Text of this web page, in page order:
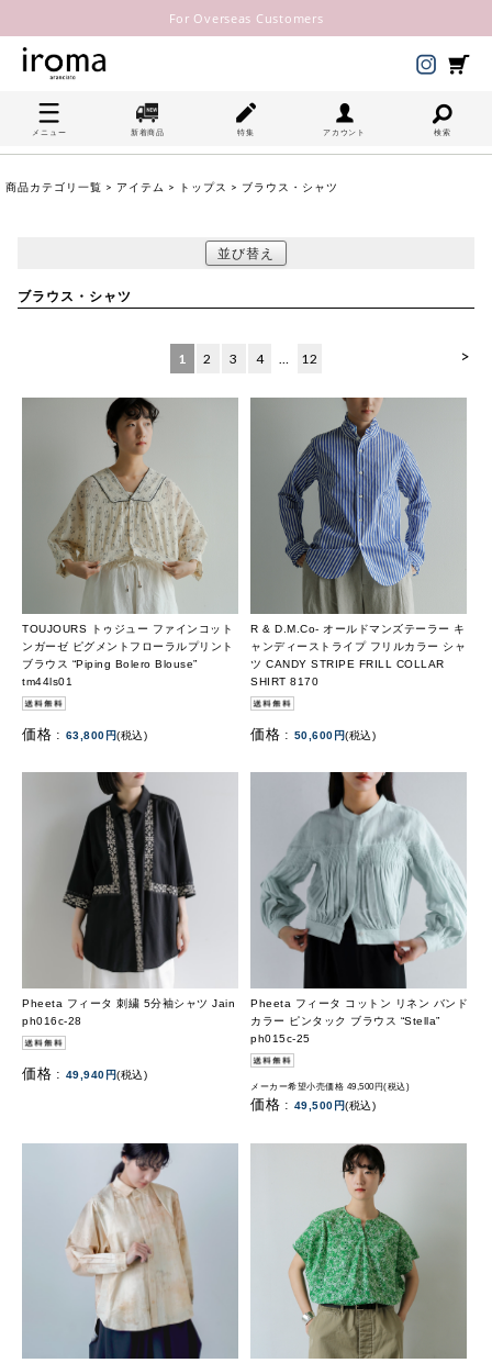
For Overseas Customers
メニュー 新着商品 特集 アカウント 検索
商品カテゴリ一覧 > アイテム > トップス > ブラウス・シャツ
並び替え
ブラウス・シャツ
>
1 2 3 4 … 12
TOUJOURS トゥジュー ファインコット
ンガーゼ ピグメントフローラルプリント
ブラウス “Piping Bolero Blouse”
tm44ls01
価格 : 63,800円(税込)
R & D.M.Co- オールドマンズテーラー キ
ャンディーストライプ フリルカラー シャ
ツ CANDY STRIPE FRILL COLLAR
SHIRT 8170
価格 : 50,600円(税込)
Pheeta フィータ 刺繍 5分袖シャツ Jain
ph016c-28
価格 : 49,940円(税込)
Pheeta フィータ コットン リネン バンド
カラー ピンタック ブラウス “Stella”
ph015c-25
メーカー希望小売価格 49,500円(税込)
価格 : 49,500円(税込)